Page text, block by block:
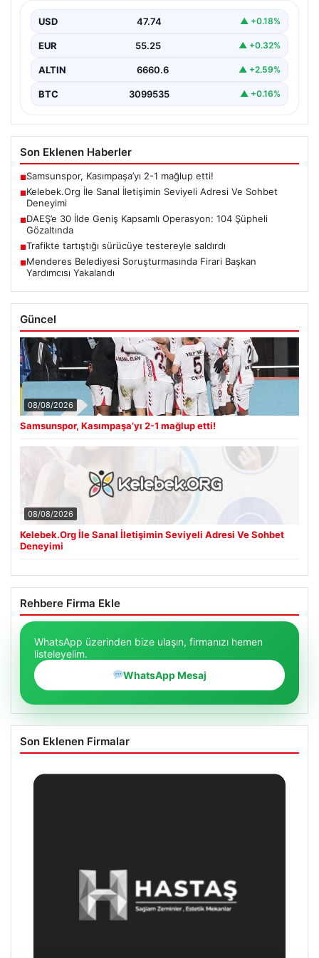
kurması büyük bir önem ifade etmektedir. Güncel…
USD 47.74 ▲ +0.18%
EUR 55.25 ▲ +0.32%
ALTIN 6660.6 ▲ +2.59%
BTC 3099535 ▲ +0.16%
Son Eklenen Haberler
■Samsunspor, Kasımpaşa’yı 2-1 mağlup etti!
■Kelebek.Org İle Sanal İletişimin Seviyeli Adresi Ve Sohbet
Deneyimi
■DAEŞ’e 30 İlde Geniş Kapsamlı Operasyon: 104 Şüpheli
Gözaltında
■Trafikte tartıştığı sürücüye testereyle saldırdı
■Menderes Belediyesi Soruşturmasında Firari Başkan
Yardımcısı Yakalandı
Güncel
08/08/2026
Samsunspor, Kasımpaşa’yı 2-1 mağlup etti!
08/08/2026
Kelebek.Org İle Sanal İletişimin Seviyeli Adresi Ve Sohbet
Deneyimi
Rehbere Firma Ekle
WhatsApp üzerinden bize ulaşın, firmanızı hemen
listeleyelim.
WhatsApp Mesaj
Son Eklenen Firmalar